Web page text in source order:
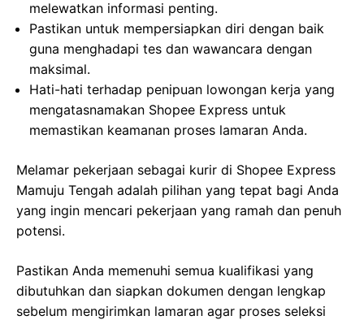
melewatkan informasi penting.
Pastikan untuk mempersiapkan diri dengan baik
guna menghadapi tes dan wawancara dengan
maksimal.
Hati-hati terhadap penipuan lowongan kerja yang
mengatasnamakan Shopee Express untuk
memastikan keamanan proses lamaran Anda.
Melamar pekerjaan sebagai kurir di Shopee Express
Mamuju Tengah adalah pilihan yang tepat bagi Anda
yang ingin mencari pekerjaan yang ramah dan penuh
potensi.
Pastikan Anda memenuhi semua kualifikasi yang
dibutuhkan dan siapkan dokumen dengan lengkap
sebelum mengirimkan lamaran agar proses seleksi